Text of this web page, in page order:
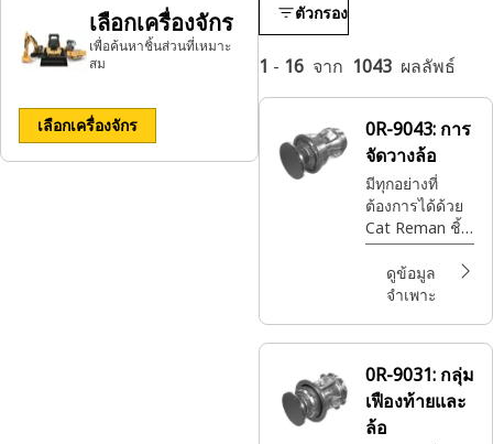
เลือกเครื่องจักร
เพื่อค้นหาชิ้นส่วนที่เหมาะ
สม
เลือกเครื่องจักร
ตัวกรอง
1 - 16 จาก 1043 ผลลัพธ์
0R-9043: การ
จัดวางล้อ
มีทุกอย่างที่
ต้องการได้ด้วย
Cat Reman ชิ้น
ส่วน Cat®ที่ดี
ที่สุดพร้อมการ
รับประกันเต็ม
และสถานที่ที่
ทั้งหมดนี้ใน
ราคาที่จับต้องได้
ดูข้อมูล
จำเพาะ
0R-9031: กลุ่ม
เฟืองท้ายและ
ล้อ